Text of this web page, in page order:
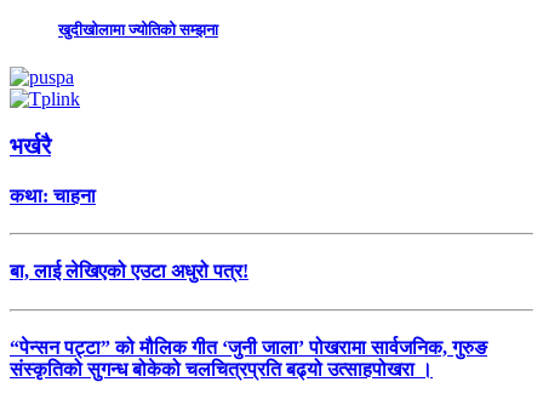
खुदीखोलामा ज्योतिको सम्झना
भर्खरै
कथा: चाहना
बा, लाई लेखिएको एउटा अधुरो पत्र!
“पेन्सन पट्टा” को मौलिक गीत ‘जुनी जाला’ पोखरामा सार्वजनिक, गुरुङ
संस्कृतिको सुगन्ध बोकेको चलचित्रप्रति बढ्यो उत्साहपोखरा ।